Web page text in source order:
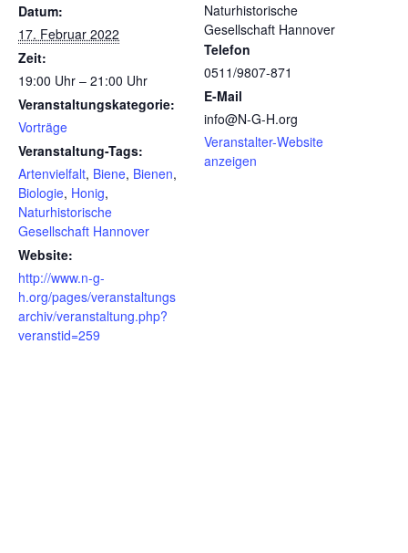
Datum:
17. Februar 2022
Zeit:
19:00 Uhr – 21:00 Uhr
Veranstaltungskategorie:
Vorträge
Veranstaltung-Tags:
Artenvielfalt, Biene, Bienen,
Biologie, Honig,
Naturhistorische
Gesellschaft Hannover
Website:
http://www.n-g-
h.org/pages/veranstaltungs
archiv/veranstaltung.php?
veranstid=259
Naturhistorische
Gesellschaft Hannover
Telefon
0511/9807-871
E-Mail
info@N-G-H.org
Veranstalter-Website
anzeigen